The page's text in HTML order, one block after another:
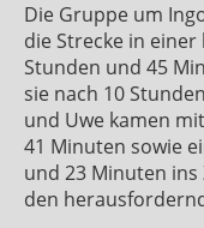
Die Gruppe um
die Strecke in
Stunden und 45
sie nach 10
und Uwe kamen
41 Minuten sowie
und 23 Minuten
den